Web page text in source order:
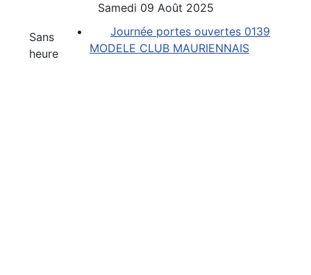
Samedi 09 Août 2025
Sans
heure
Journée portes ouvertes 0139
MODELE CLUB MAURIENNAIS